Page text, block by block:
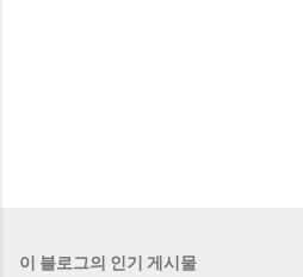
이 블로그의 인기 게시물